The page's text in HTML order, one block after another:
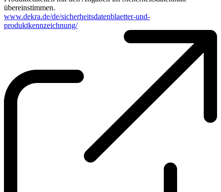
übereinstimmen.
www.dekra.de/de/sicherheitsdatenblaetter-und-
produktkennzeichnung/